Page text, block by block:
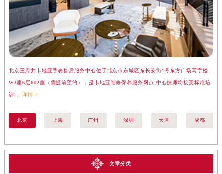
北京王府井卡地亚手表售后服务中心位于北京市东城区东长安街1号东方广场写字楼
W3座6层602室（需提前预约），是卡地亚维修保养服务网点,中心技师均接受标准培
训.... 详情 >
北京 上海 广州 深圳 天津 成都
文章分类